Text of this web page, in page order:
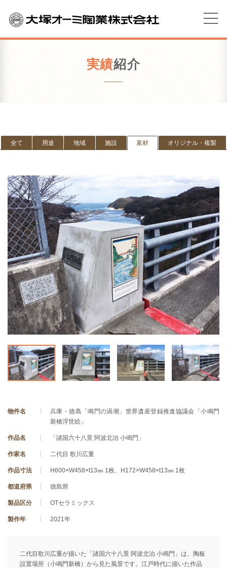
実績紹介
全て 用途 地域 施設 素材 オリジナル・複製
物件名
兵庫・徳島「鳴門の渦潮」世界遺産登録推進協議会「小鳴門
新橋浮世絵」
作品名 「諸国六十八景 阿波北泊 小鳴門」
作家名 二代目 歌川広重
作品寸法 H600×W458×t13㎜ 1枚、H172×W458×t13㎜ 1枚
都道府県 徳島県
製品区分 OTセラミックス
製作年 2021年
二代目歌川広重が描いた「諸国六十八景 阿波北泊 小鳴門」は、陶板
設置場所（小鳴門新橋）から見た風景です。江戸時代に描いた作品